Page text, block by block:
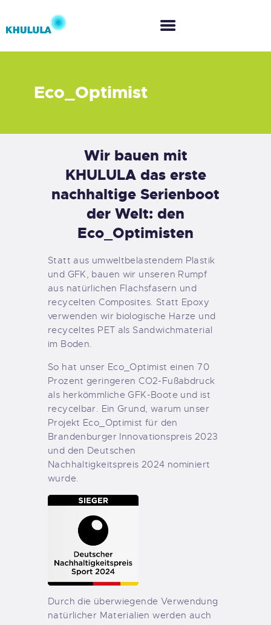
Eco_Optimist
HOME
ABOUT US
WHAT WE DO
CO-CREATION
Wir bauen mit
KHULULA das erste
nachhaltige Serienboot
der Welt: den
Eco_Optimisten
Statt aus umweltbelastendem Plastik
und GFK, bauen wir unseren Rumpf
aus natürlichen Flachsfasern und
recycelten Composites. Statt Epoxy
verwenden wir biologische Harze und
recyceltes PET als Sandwichmaterial
im Boden.
So hat unser Eco_Optimist einen 70
Prozent geringeren CO2-Fußabdruck
als herkömmliche GFK-Boote und ist
recycelbar. Ein Grund, warum unser
Projekt Eco_Optimist für den
Brandenburger Innovationspreis 2023
und den Deutschen
Nachhaltigkeitspreis 2024 nominiert
wurde.
Durch die überwiegende Verwendung
natürlicher Materialien werden auch